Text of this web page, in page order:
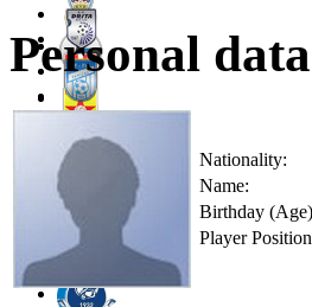
Personal data
Nationality:
Name:
Birthday
Player